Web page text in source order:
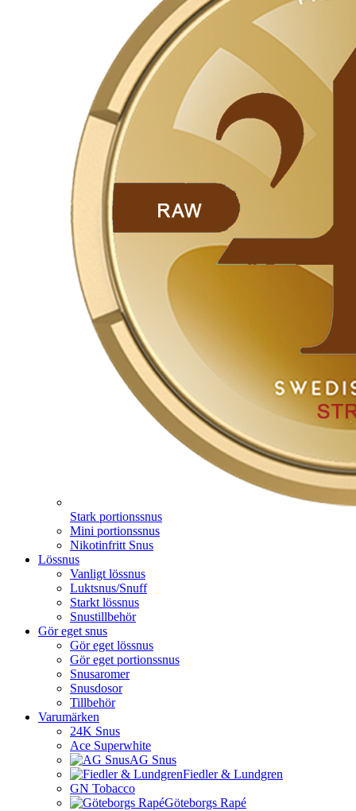
Stark portionssnus
Mini portionssnus
Nikotinfritt Snus
Lössnus
Vanligt lössnus
Luktsnus/Snuff
Starkt lössnus
Snustillbehör
Gör eget snus
Gör eget lössnus
Gör eget portionssnus
Snusaromer
Snusdosor
Tillbehör
Varumärken
24K Snus
Ace Superwhite
AG Snus
Fiedler & Lundgren
GN Tobacco
Göteborgs Rapé